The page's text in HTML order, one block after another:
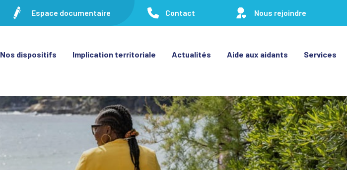
Espace documentaire Contact Nous rejoindre
Nos dispositifs Implication territoriale Actualités Aide aux aidants Services